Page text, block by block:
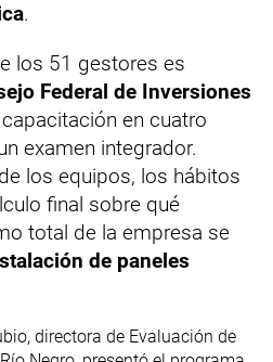
.
los 51 gestores es
Federal de Inversiones
en cuatro
examen integrador.
los equipos, los hábitos
final sobre qué
total de la empresa se
de paneles